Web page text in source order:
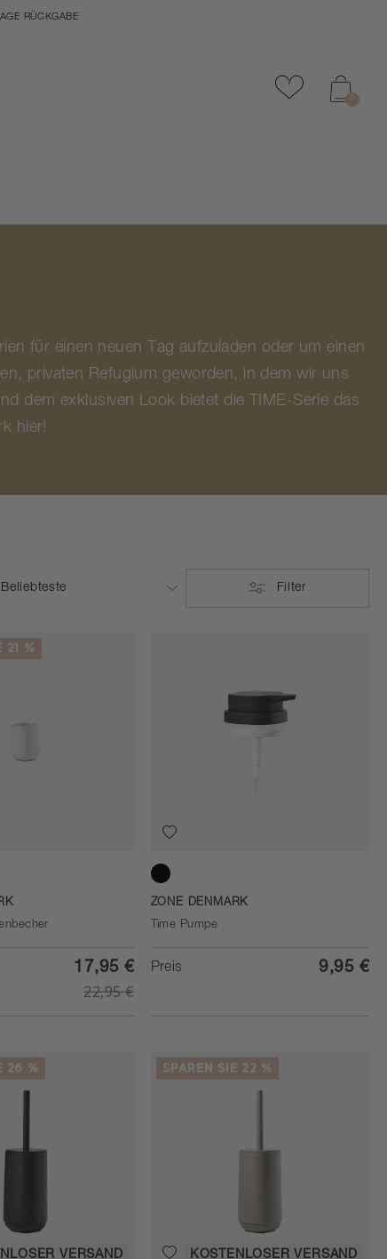
RÜCKGABE
Zu
für einen neuen Tag aufzuladen oder um einen
privaten Refugium geworden, in dem wir uns
dem exklusiven Look bietet die TIME-Serie das
hier!
Filter
21 %
17,95 €
22,95 €
Black
ZONE DENMARK
Time Pumpe
Preis 9,95 €
26 %
VERSAND
SPAREN SIE 22 %
KOSTENLOSER VERSAND